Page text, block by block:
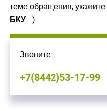
теме обращения, укажите
БКУ )
Звоните:
+7(8442)53-17-99